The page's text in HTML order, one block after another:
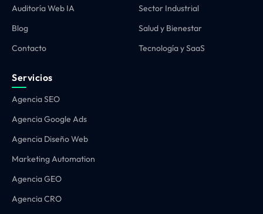
Auditoría Web IA
Blog
Contacto
Servicios
Agencia SEO
Agencia Google Ads
Agencia Diseño Web
Marketing Automation
Agencia GEO
Agencia CRO
Sector Industrial
Salud y Bienestar
Tecnología y SaaS